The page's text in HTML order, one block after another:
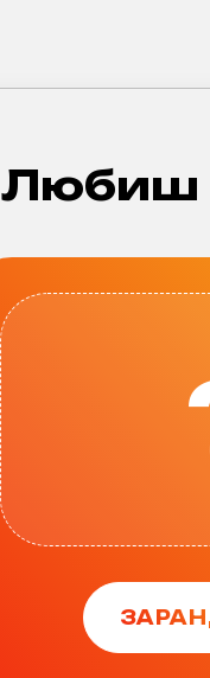
Любиш